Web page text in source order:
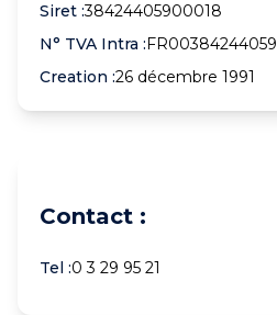
Siret :38424405900018
N° TVA Intra :FR00384244059
Creation :26 décembre 1991
Contact :
Tel :0 3 29 95 21